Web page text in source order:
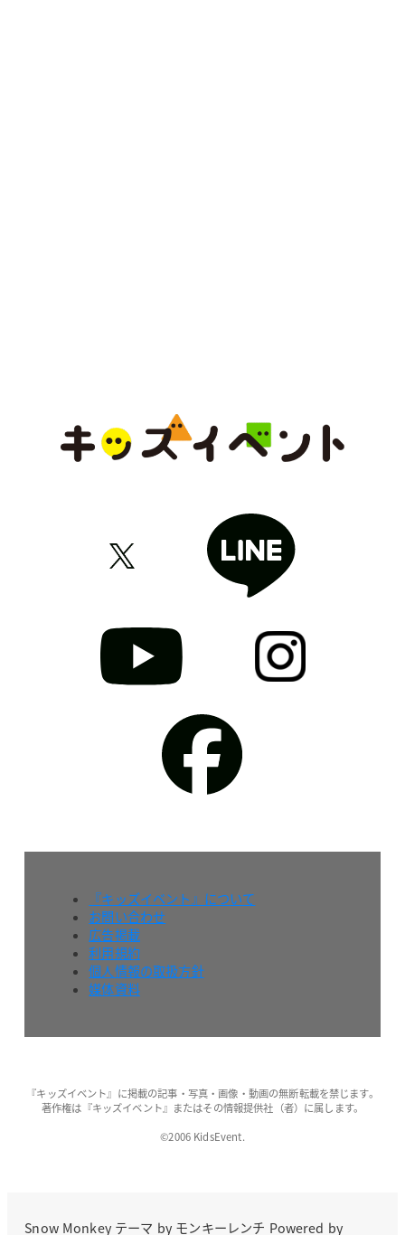
『キッズイベント』について
お問い合わせ
広告掲載
利用規約
個人情報の取扱方針
媒体資料
『キッズイベント』に掲載の記事・写真・画像・動画の無断転載を禁じます。
著作権は『キッズイベント』またはその情報提供社（者）に属します。
©2006 KidsEvent.
Snow Monkeyテーマ by モンキーレンチ Powered by